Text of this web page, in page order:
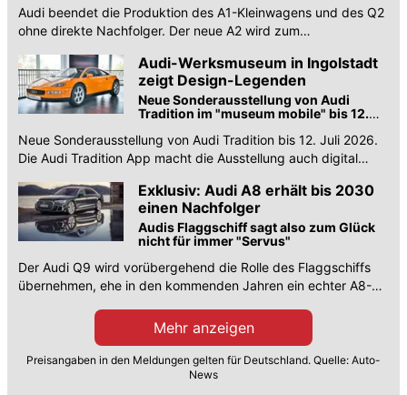
Audi beendet die Produktion des A1-Kleinwagens und des Q2
ohne direkte Nachfolger. Der neue A2 wird zum
Audi-Werksmuseum in Ingolstadt
zeigt Design-Legenden
Neue Sonderausstellung von Audi
Tradition im "museum mobile" bis 12.
Neue Sonderausstellung von Audi Tradition bis 12. Juli 2026.
Die Audi Tradition App macht die Ausstellung auch digital
Exklusiv: Audi A8 erhält bis 2030
einen Nachfolger
Audis Flaggschiff sagt also zum Glück
nicht für immer "Servus"
Der Audi Q9 wird vorübergehend die Rolle des Flaggschiffs
übernehmen, ehe in den kommenden Jahren ein echter A8-
Mehr anzeigen
Preisangaben in den Meldungen gelten für Deutschland. Quelle: Auto-
News